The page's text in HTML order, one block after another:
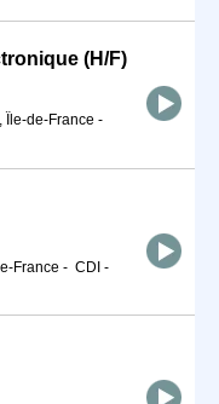
(H/F)
Île-de-France -
France - CDI -